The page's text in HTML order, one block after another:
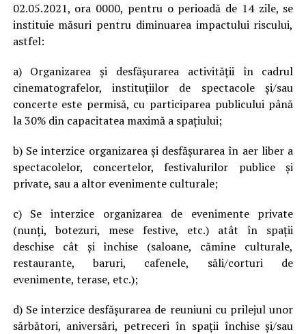
02.05.2021, ora 0000, pentru o perioadă de 14 zile, se
instituie măsuri pentru diminuarea impactului riscului,
astfel:
a) Organizarea și desfășurarea activității în cadrul
cinematografelor, instituțiilor de spectacole și/sau
concerte este permisă, cu participarea publicului până
la 30% din capacitatea maximă a spațiului;
b) Se interzice organizarea și desfășurarea în aer liber a
spectacolelor, concertelor, festivalurilor publice și
private, sau a altor evenimente culturale;
c) Se interzice organizarea de evenimente private
(nunți, botezuri, mese festive, etc.) atât în spații
deschise cât și închise (saloane, cămine culturale,
restaurante, baruri, cafenele, săli/corturi de
evenimente, terase, etc.);
d) Se interzice desfășurarea de reuniuni cu prilejul unor
sărbători, aniversări, petreceri în spații închise și/sau